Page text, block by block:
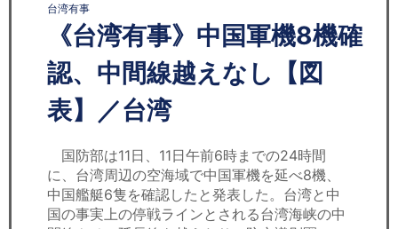
コンサルティング
リサーチ
セミナー
労務顧問
台湾有事
《台湾有事》中国軍機8機確
認、中間線越えなし【図
表】／台湾
国防部は11日、11日午前6時までの24時間
に、台湾周辺の空海域で中国軍機を延べ8機、
中国艦艇6隻を確認したと発表した。台湾と中
国の事実上の停戦ラインとされる台湾海峡の中